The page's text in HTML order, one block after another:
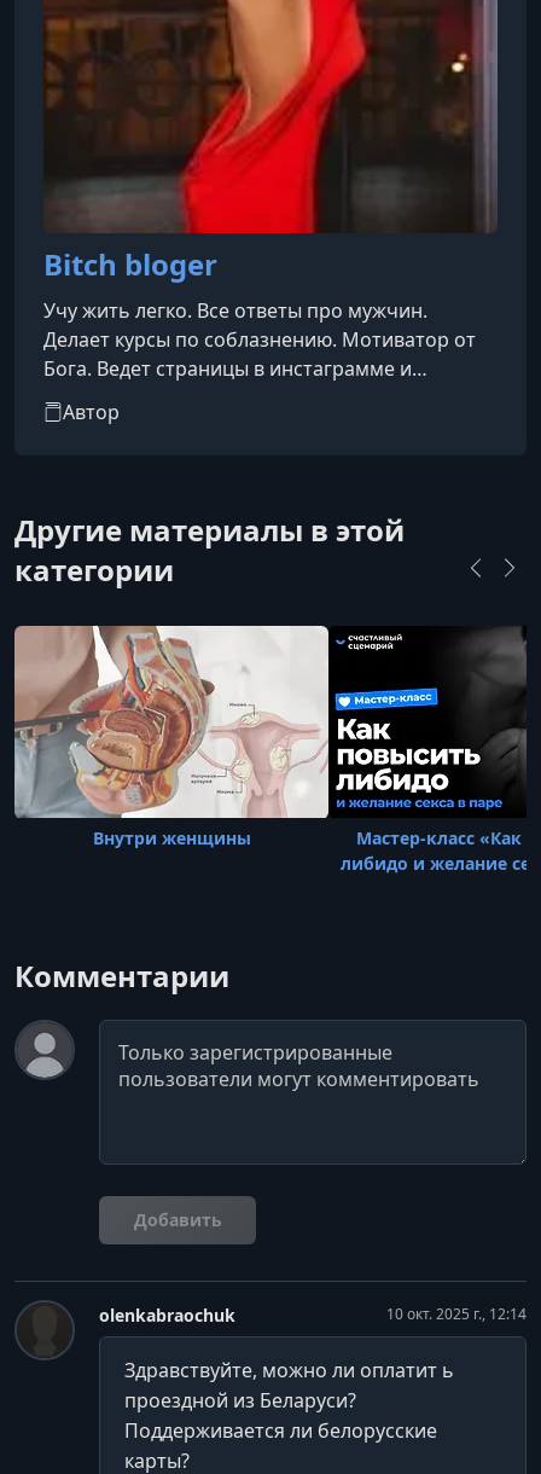
Bitch bloger
Учу жить легко. Все ответы про мужчин.
Делает курсы по соблазнению. Мотиватор от
Бога. Ведет страницы в инстаграмме и
телеграмме.
Автор
Другие материалы в этой
категории
Внутри женщины
Мастер-класс «Как
либидо и желание
Комментарии
Комментарий
Добавить
olenkabraochuk 10 окт. 2025 г., 12:14
Здравствуйте, можно ли оплатит ь
проездной из Беларуси?
Поддерживается ли белорусские
карты?